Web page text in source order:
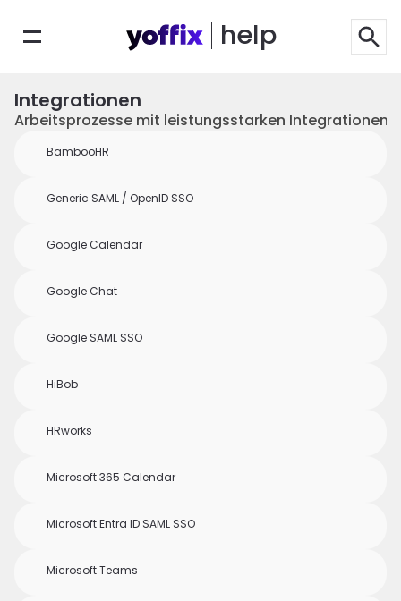
help
Integrationen
Arbeitsprozesse mit leistungsstarken Integrationen
BambooHR
Generic SAML / OpenID SSO
Google Calendar
Google Chat
Google SAML SSO
HiBob
HRworks
Microsoft 365 Calendar
Microsoft Entra ID SAML SSO
Microsoft Teams